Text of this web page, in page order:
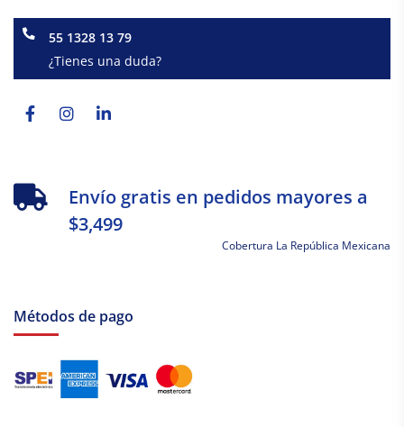
55 1328 13 79
¿Tienes una duda?
f
Envío gratis en pedidos mayores a
$3,499
Cobertura La República Mexicana
Métodos de pago